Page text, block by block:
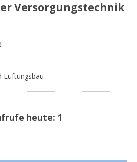
Versorgungstechnik
Lüftungsbau
heute: 1